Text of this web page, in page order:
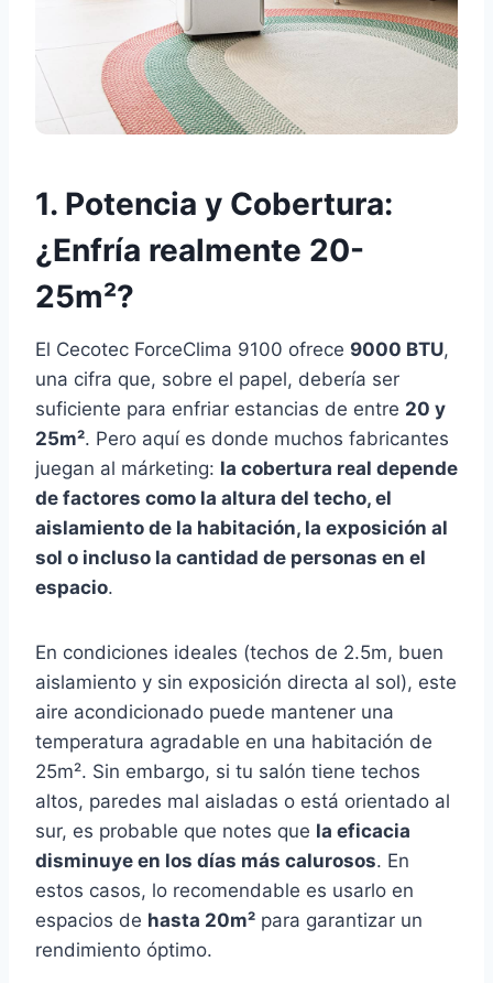
1. Potencia y Cobertura:
¿Enfría realmente 20-
25m²?
El Cecotec ForceClima 9100 ofrece 9000 BTU,
una cifra que, sobre el papel, debería ser
suficiente para enfriar estancias de entre 20 y
25m². Pero aquí es donde muchos fabricantes
juegan al márketing: la cobertura real depende
de factores como la altura del techo, el
aislamiento de la habitación, la exposición al
sol o incluso la cantidad de personas en el
espacio.
En condiciones ideales (techos de 2.5m, buen
aislamiento y sin exposición directa al sol), este
aire acondicionado puede mantener una
temperatura agradable en una habitación de
25m². Sin embargo, si tu salón tiene techos
altos, paredes mal aisladas o está orientado al
sur, es probable que notes que la eficacia
disminuye en los días más calurosos. En
estos casos, lo recomendable es usarlo en
espacios de hasta 20m² para garantizar un
rendimiento óptimo.